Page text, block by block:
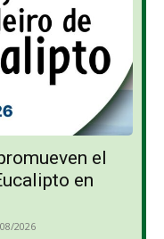
el
en
2026